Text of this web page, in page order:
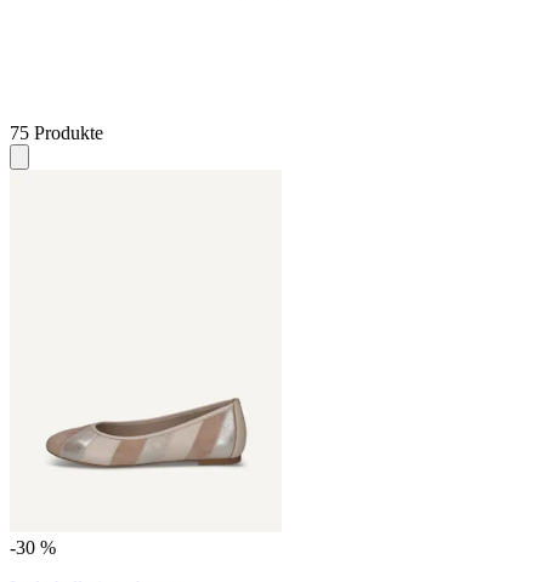
75 Produkte
-30 %